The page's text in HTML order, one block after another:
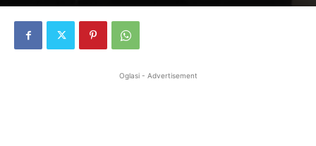
Oglasi - Advertisement